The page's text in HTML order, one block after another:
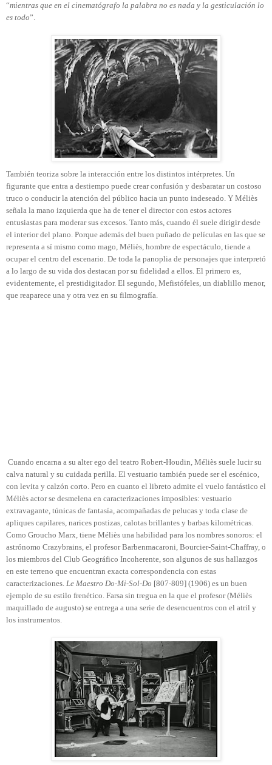
“mientras que en el cinematógrafo la palabra no es nada y la gesticulación lo
es todo”.
También teoriza sobre la interacción entre los distintos intérpretes. Un
figurante que entra a destiempo puede crear confusión y desbaratar un costoso
truco o conducir la atención del público hacia un punto indeseado. Y Méliès
señala la mano izquierda que ha de tener el director con estos actores
entusiastas para moderar sus excesos. Tanto más, cuando él suele dirigir desde
el interior del plano. Porque además del buen puñado de películas en las que se
representa a sí mismo como mago, Méliès, hombre de espectáculo, tiende a
ocupar el centro del escenario. De toda la panoplia de personajes que interpretó
a lo largo de su vida dos destacan por su fidelidad a ellos. El primero es,
evidentemente, el prestidigitador. El segundo, Mefistófeles, un diablillo menor,
que reaparece una y otra vez en su filmografía.
Cuando encarna a su alter ego del teatro Robert-Houdin, Méliès suele lucir su
calva natural y su cuidada perilla. El vestuario también puede ser el escénico,
con levita y calzón corto. Pero en cuanto el libreto admite el vuelo fantástico el
Méliès actor se desmelena en caracterizaciones imposibles: vestuario
extravagante, túnicas de fantasía, acompañadas de pelucas y toda clase de
apliques capilares, narices postizas, calotas brillantes y barbas kilométricas.
Como Groucho Marx, tiene Méliès una habilidad para los nombres sonoros: el
astrónomo Crazybrains, el profesor Barbenmacaroni, Bourcier-Saint-Chaffray, o
los miembros del Club Geográfico Incoherente, son algunos de sus hallazgos
en este terreno que encuentran exacta correspondencia con estas
caracterizaciones. Le Maestro Do-Mi-Sol-Do [807-809] (1906) es un buen
ejemplo de su estilo frenético. Farsa sin tregua en la que el profesor (Méliès
maquillado de augusto) se entrega a una serie de desencuentros con el atril y
los instrumentos.